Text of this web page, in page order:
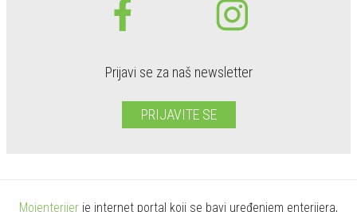
Prijavi se za naš newsletter
PRIJAVITE SE
Mojenterijer je internet portal koji se bavi uređenjem enterijera,